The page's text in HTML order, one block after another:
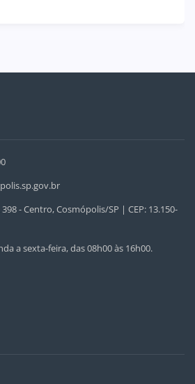
- Centro, Cosmópolis/SP | CEP: 13.150-
a sexta-feira, das 08h00 às 16h00.